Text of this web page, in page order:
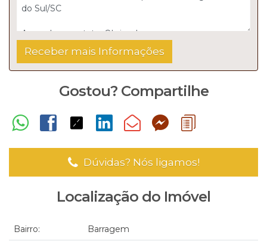
Gostou? Compartilhe
Dúvidas? Nós ligamos!
Localização do Imóvel
Bairro: Barragem